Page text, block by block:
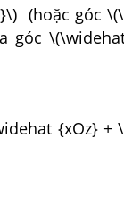
(hoặc góc
góc
{xOz} +